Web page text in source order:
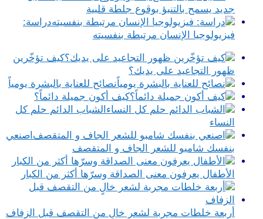
جديد يسمح بالتنبؤ بوقوع جلطة قلبية
دراسة:
فيزيولوجيا الإنسان مرتبطة بنفسيته
كيف تؤخّرين
ظهور التجاعيد على يديك؟
نصائح للعناية بالبشرة يومياً
كيف أكون جميلة دائماً؟
الشباب الدائم حلم كل
النساء
اصنعي
بنفسك شامبو للشعر الجاف و المتقصف
الأطفال يعرفون معنى الصداقة وسرّها أكثر من الكبار
أربعة خلطات مجربة لشعر خالٍ من التقصف قبل الزفاف